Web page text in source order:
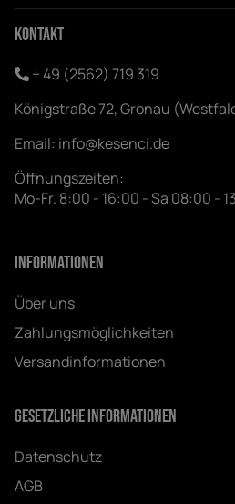
Kontakt
+ 49 (2562) 719 319
Königstraße 72, Gronau
Email: info@kesenci.de
Öffnungszeiten:
Mo-Fr. 8:00 - 16:00 - Sa 08:00 -
Informationen
Über uns
Zahlungsmöglichkeiten
Versandinformationen
Gesetzliche Informationen
Datenschutz
AGB